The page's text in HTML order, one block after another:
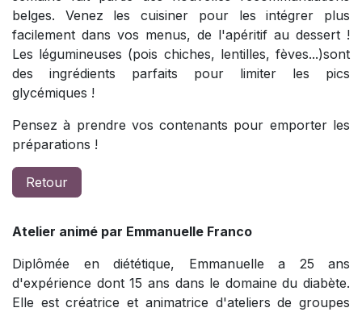
belges. Venez les cuisiner pour les intégrer plus
facilement dans vos menus, de l'apéritif au dessert !
Les légumineuses (pois chiches, lentilles, fèves...)sont
des ingrédients parfaits pour limiter les pics
glycémiques !
Pensez à prendre vos contenants pour emporter les
préparations !
Retour
Atelier animé par Emmanuelle Franco
Diplômée en diététique, Emmanuelle a 25 ans
d'expérience dont 15 ans dans le domaine du diabète.
Elle est créatrice et animatrice d'ateliers de groupes